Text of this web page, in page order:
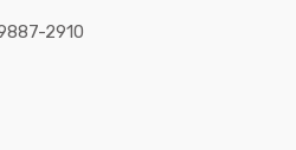
2910